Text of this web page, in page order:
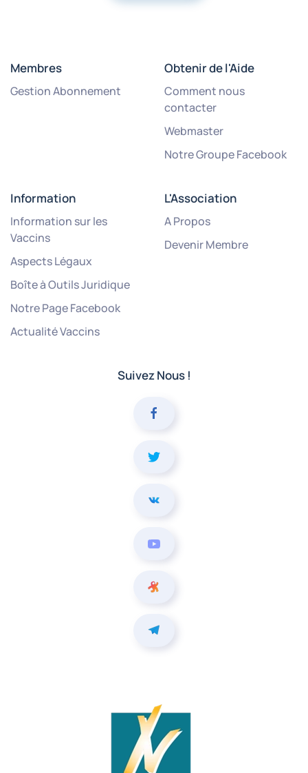
Membres
Gestion Abonnement
Obtenir de l'Aide
Comment nous
contacter
Webmaster
Notre Groupe Facebook
Information
Information sur les
Vaccins
Aspects Légaux
Boîte à Outils Juridique
Notre Page Facebook
Actualité Vaccins
L'Association
A Propos
Devenir Membre
Suivez Nous !